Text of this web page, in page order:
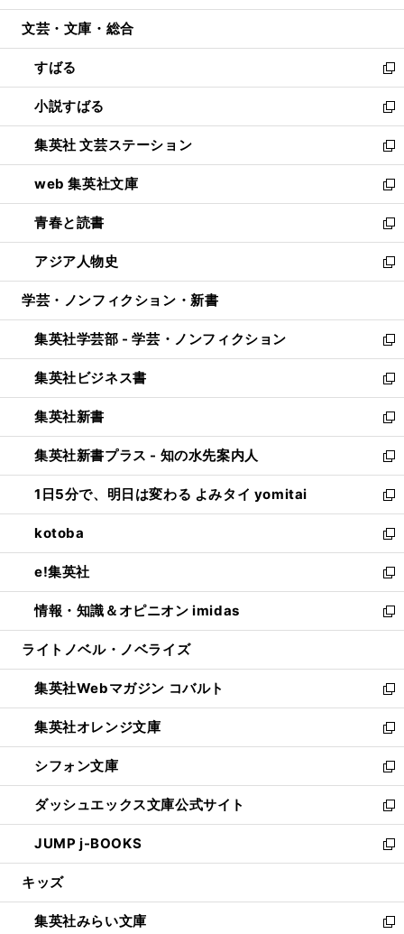
開
ウ
開
く
ン
ウ
で
開
く
ウ
ン
ド
ウ
で
開
く
文芸・文庫・総合
すばる
新
し
い
ウ
ィ
ン
ド
ウ
で
開
く
小説すばる
新
し
い
ウ
ィ
ン
ド
ウ
で
開
集英社 文芸ステーション
新
し
い
ウ
ィ
ン
ド
ウ
開
く
web 集英社文庫
新
し
い
ウ
ィ
ン
ウ
で
開
く
青春と読書
新
し
い
ウ
ン
ド
ウ
で
開
く
アジア人物史
新
し
ウ
ィ
ン
ド
ウ
で
開
く
学芸・ノンフィクション・新書
集英社学芸部 - 学芸・ノンフィクション
新
し
い
ウ
ィ
ン
ド
ウ
で
開
く
集英社ビジネス書
新
し
い
ウ
ィ
ン
ド
ウ
で
開
く
集英社新書
新
し
い
ウ
ィ
ン
ド
ウ
で
開
く
集英社新書プラス - 知の水先案内人
新
し
い
ウ
ィ
ン
ド
ウ
で
開
1日5分で、明日は変わる よみタイ yomitai
新
し
い
ウ
ィ
ン
ド
ウ
開
く
kotoba
新
し
い
ウ
ィ
ン
ウ
で
開
く
e!集英社
新
し
い
ウ
ン
ド
ウ
で
開
く
情報・知識＆オピニオン imidas
新
し
ウ
ィ
ン
ド
ウ
で
開
く
ライトノベル・ノベライズ
集英社Webマガジン コバルト
新
し
い
ウ
ィ
ン
ド
ウ
で
開
集英社オレンジ文庫
新
し
い
ウ
ィ
ン
ド
ウ
開
く
シフォン文庫
新
し
い
ウ
ィ
ン
ウ
で
ダッシュエックス文庫公式サイト
新
し
い
ウ
ン
ド
JUMP j-BOOKS
新
し
ウ
ィ
キッズ
集英社みらい文庫
新